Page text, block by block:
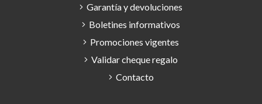
Garantía y devoluciones
Boletines informativos
Promociones vigentes
Validar cheque regalo
Contacto